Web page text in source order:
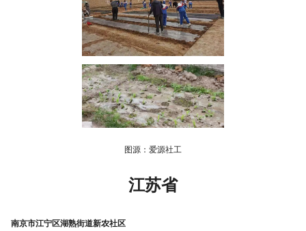
图源：爱源社工
江苏省
南京市江宁区湖熟街道新农社区